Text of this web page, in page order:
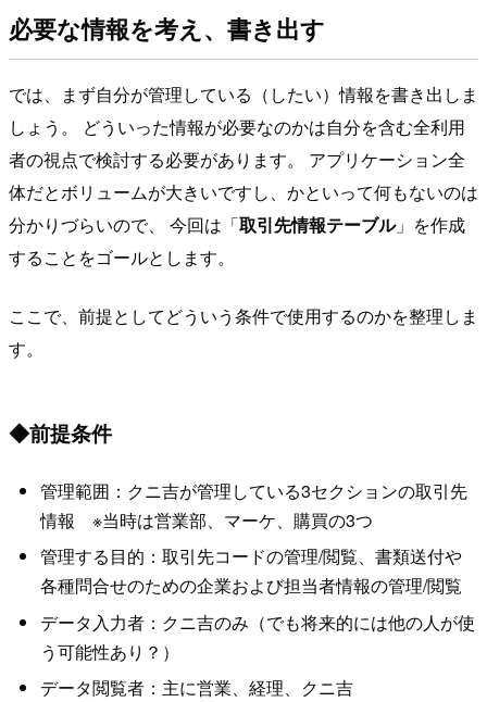
必要な情報を考え、書き出す
では、まず自分が管理している（したい）情報を書き出しま
しょう。 どういった情報が必要なのかは自分を含む全利用
者の視点で検討する必要があります。 アプリケーション全
体だとボリュームが大きいですし、かといって何もないのは
分かりづらいので、 今回は「取引先情報テーブル」を作成
することをゴールとします。
ここで、前提としてどういう条件で使用するのかを整理しま
す。
◆前提条件
管理範囲：クニ吉が管理している3セクションの取引先
情報 ※当時は営業部、マーケ、購買の3つ
管理する目的：取引先コードの管理/閲覧、書類送付や
各種問合せのための企業および担当者情報の管理/閲覧
データ入力者：クニ吉のみ（でも将来的には他の人が使
う可能性あり？）
データ閲覧者：主に営業、経理、クニ吉